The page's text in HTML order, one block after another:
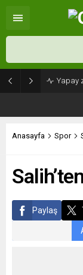
Yapay
Anasayfa Spor
Paylaş